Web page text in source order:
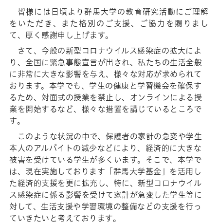
皆様には日頃より群馬大学の教育研究活動にご理解
をいただき、また格別のご支援、ご協力を賜りまし
て、厚く感謝申し上げます。
さて、今般の新型コロナウイルス感染症の拡大によ
り、全国に緊急事態宣言が出され、私たちの生活全般
に非常に大きな影響を与え、様々な対応が求められて
おります。本学でも、学生の健康と学習機会を確保す
るため、対面式の授業を禁止し、オンラインによる授
業を開始するなど、様々な措置を講じているところで
す。
このような状況の中で、保護者の家計の急変や学生
本人のアルバイトの減少などにより、経済的に大きな
被害を受けている学生が多くいます。そこで、本学で
は、現在実施しております「群馬大学基金」を活用し
た経済的支援を更に拡充し、特に、新型コロナウイル
ス感染症に係る影響を受けて家計が急変した学生等に
対して、生活支援や学習環境の整備などの支援を行っ
ていきたいと考えております。